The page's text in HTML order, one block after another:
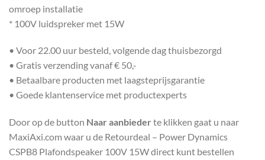
omroep installatie
* 100V luidspreker met 15W
• Voor 22.00 uur besteld, volgende dag thuisbezorgd
• Gratis verzending vanaf € 50,-
• Betaalbare producten met laagsteprijsgarantie
• Goede klantenservice met productexperts
Door op de button Naar aanbieder te klikken gaat u naar
MaxiAxi.com waar u de Retourdeal – Power Dynamics
CSPB8 Plafondspeaker 100V 15W direct kunt bestellen